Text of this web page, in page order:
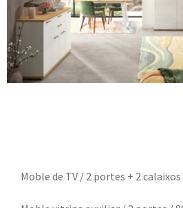
Moble de TV / 2 portes + 2